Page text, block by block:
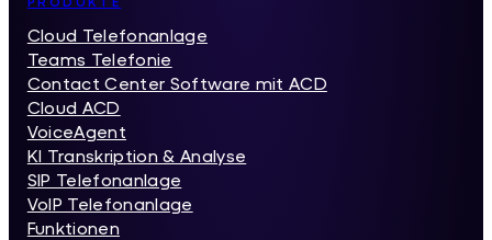
Cloud Telefonanlage
Teams Telefonie
Contact Center Software mit ACD
Cloud ACD
VoiceAgent
KI Transkription & Analyse
SIP Telefonanlage
VoIP Telefonanlage
Funktionen